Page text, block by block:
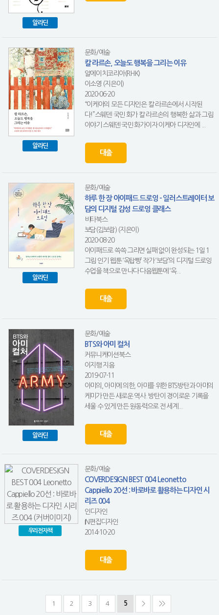
알라딘
알라딘
문화/예술
칼 라르손, 오늘도 행복을 그리는 이유
알에이치코리아(RHK)
이소영 (지은이)
2020-06-20
“이케아의 모든 디자인은 칼 라르손에서 시작된
다!”스웨덴 국민 화가 칼 라르손의 행복한 삶과 그림
이야기 스웨덴 국민 화가이자 이케아 디자인에 ...
대출
알라딘
문화/예술
하루 한 장 아이패드 드로잉 - 일러스트레이터 보
담의 디지털 감성 드로잉 클래스
비타북스
보담(김보람) (지은이)
2020-08-20
아이패드로 쓱쓱 그리면 실패 없이 완성되는 1일 1
그림 인기 웹툰 ‘옥탑빵’ 작가 ‘보담’의 디지털 드로잉
수업을 책으로 만나다 다음웹툰에 ‘옥...
대출
알라딘
문화/예술
BTS와 아미 컬처
커뮤니케이션북스
이지행 지음
2019-07-11
아미의, 아미에 의한, 아미를 위한 BTS방탄과 아미의
케미가 만든 새로운 역사. 방탄이 경이로운 기록을
세울 수 있게 만든 원동력으로 전 세계...
대출
우리전자책
문화/예술
COVERDESIGN BEST 004 Leonetto
Cappiello 20선 : 바로바로 활용하는 디자인 시
리즈 004
인디자인
IN편집디자인
2014-10-20
대출
1 2 3 4 5 > >>